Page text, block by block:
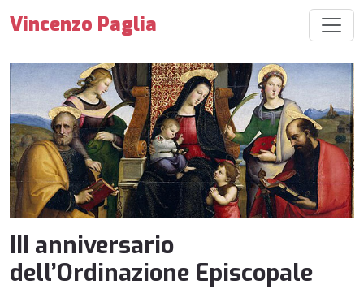
Vincenzo Paglia
III anniversario
dell’Ordinazione Episcopale